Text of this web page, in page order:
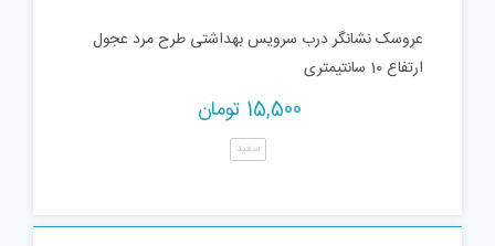
عروسک نشانگر درب سرویس بهداشتی طرح مرد عجول
ارتفاع 10 سانتیمتری
15,500 تومان
سفید